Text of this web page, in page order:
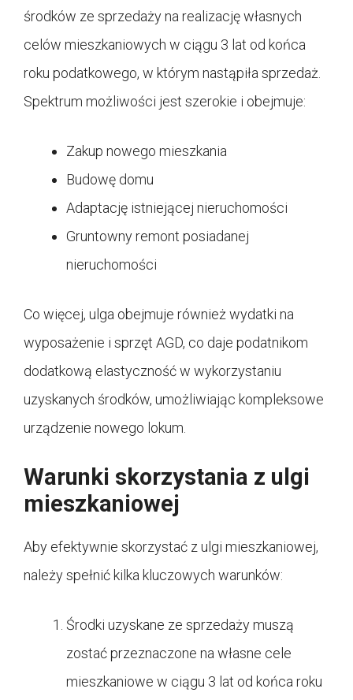
środków ze sprzedaży na realizację własnych
celów mieszkaniowych w ciągu 3 lat od końca
roku podatkowego, w którym nastąpiła sprzedaż.
Spektrum możliwości jest szerokie i obejmuje:
Zakup nowego mieszkania
Budowę domu
Adaptację istniejącej nieruchomości
Gruntowny remont posiadanej
nieruchomości
Co więcej, ulga obejmuje również wydatki na
wyposażenie i sprzęt AGD, co daje podatnikom
dodatkową elastyczność w wykorzystaniu
uzyskanych środków, umożliwiając kompleksowe
urządzenie nowego lokum.
Warunki skorzystania z ulgi
mieszkaniowej
Aby efektywnie skorzystać z ulgi mieszkaniowej,
należy spełnić kilka kluczowych warunków:
Środki uzyskane ze sprzedaży muszą
zostać przeznaczone na własne cele
mieszkaniowe w ciągu 3 lat od końca roku